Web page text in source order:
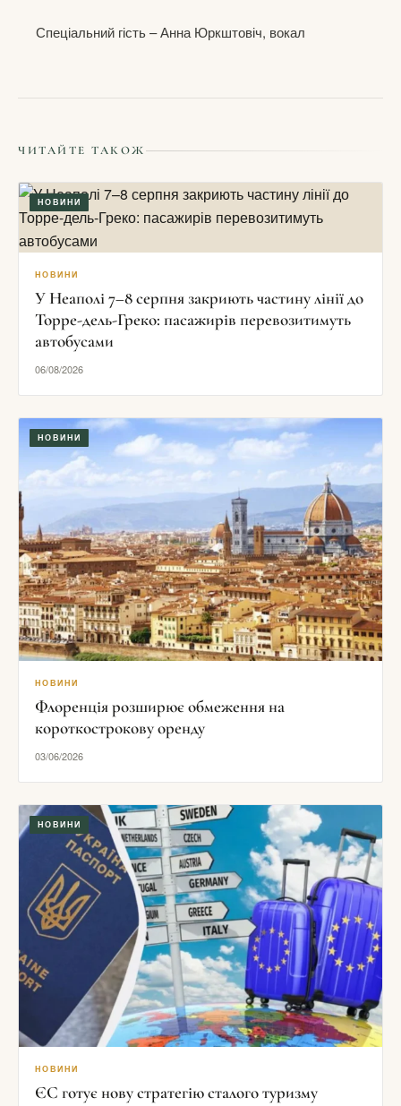
Спеціальний гість – Анна Юркштовіч, вокал
ЧИТАЙТЕ ТАКОЖ
НОВИНИ
НОВИНИ
У Неаполі 7–8 серпня закриють частину лінії до
Торре-дель-Греко: пасажирів перевозитимуть
автобусами
06/08/2026
НОВИНИ
НОВИНИ
Флоренція розширює обмеження на
короткострокову оренду
03/06/2026
НОВИНИ
НОВИНИ
ЄС готує нову стратегію сталого туризму